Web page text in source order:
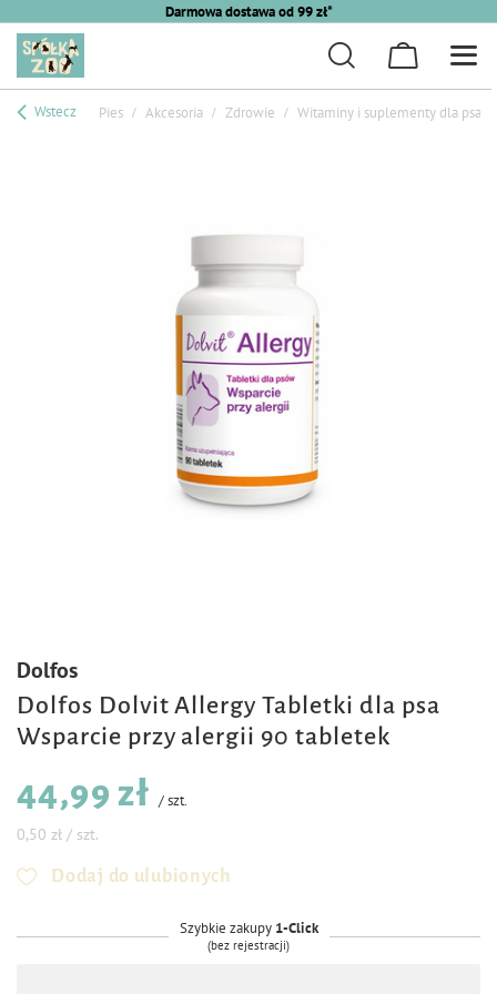
Darmowa dostawa od 99 zł*
Wstecz Pies Akcesoria Zdrowie Witaminy i suplementy dla psa
Dolfos
Dolfos Dolvit Allergy Tabletki dla psa
Wsparcie przy alergii 90 tabletek
44,99 zł /szt.
0,50 zł / szt.
Dodaj do ulubionych
Szybkie zakupy 1-Click
(bez rejestracji)